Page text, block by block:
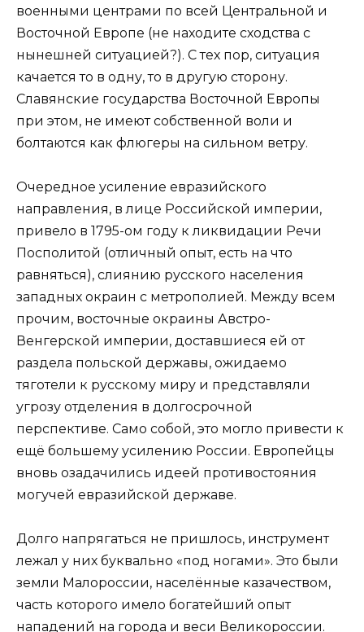
военными центрами по всей Центральной и
Восточной Европе (не находите сходства с
нынешней ситуацией?). С тех пор, ситуация
качается то в одну, то в другую сторону.
Славянские государства Восточной Европы
при этом, не имеют собственной воли и
болтаются как флюгеры на сильном ветру.
Очередное усиление евразийского
направления, в лице Российской империи,
привело в 1795-ом году к ликвидации Речи
Посполитой (отличный опыт, есть на что
равняться), слиянию русского населения
западных окраин с метрополией. Между всем
прочим, восточные окраины Австро-
Венгерской империи, доставшиеся ей от
раздела польской державы, ожидаемо
тяготели к русскому миру и представляли
угрозу отделения в долгосрочной
перспективе. Само собой, это могло привести к
ещё большему усилению России. Европейцы
вновь озадачились идеей противостояния
могучей евразийской державе.
Долго напрягаться не пришлось, инструмент
лежал у них буквально «под ногами». Это были
земли Малороссии, населённые казачеством,
часть которого имело богатейший опыт
нападений на города и веси Великороссии.